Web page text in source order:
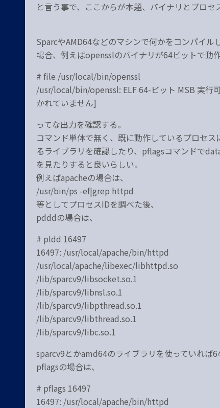
と言う事で、ここからが本題、バイナリとプロ
SparcやAMD64などのマシンで何かをコンパイ
場合、例えばopensslのバイナリが64ビットで動
# file /usr/local/bin/openssl
/usr/local/bin/openssl: ELF 64-ビット MSB 実行
かれていません]
ってな出力を確認する。
コマンド単体で無く、既に動作しているプロセ
るライブラリを確認したり、pflagsコマンドで
を見たりすると良いらしい。
例えばapacheの場合は、
/usr/bin/ps -ef|grep httpd
等としてプロセスIDを調べた後、
pdddの場合は、
# pldd 16497
16497: /usr/local/apache/bin/httpd
/usr/local/apache/libexec/libhttpd.so
/lib/sparcv9/libsocket.so.1
/lib/sparcv9/libnsl.so.1
/lib/sparcv9/libpthread.so.1
/lib/sparcv9/libthread.so.1
/lib/sparcv9/libc.so.1
sparcv9とかamd64のライブラリを使っていれば
pflagsの場合は、
# pflags 16497
16497: /usr/local/apache/bin/httpd